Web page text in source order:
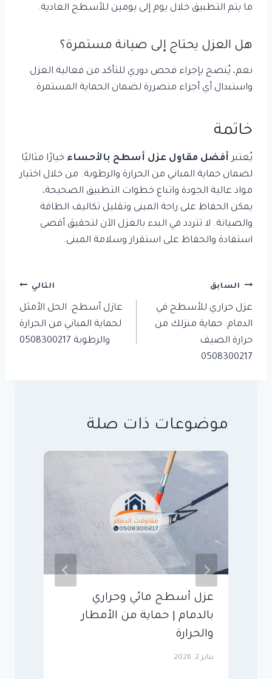
ما يتم التطبيق خلال يوم إلى يومين للأسطح العادية.
هل العزل يحتاج إلى صيانة مستمرة؟
نعم، يُنصح بإجراء فحص دوري للتأكد من فعالية العزل
واستبدال أي أجزاء متضررة لضمان الحماية المستمرة.
خاتمة
يُعتبر أفضل مقاول عزل أسطح بالأحساء خيارًا مثاليًا
لضمان حماية المباني من الحرارة والرطوبة. من خلال اختيار
مواد عالية الجودة واتباع خطوات التطبيق الصحيحة،
يمكن الحفاظ على راحة المبنى وتقليل تكاليف الطاقة
والصيانة. لا تتردد في البدء بالعزل الآن لتحقيق أقصى
استفادة والحفاظ على استقرار وسلامة المبنى.
تصفّح
المقالات
السابق
عزل حراري للأسطح في
الدمام: حماية منزلك من
حرارة الصيف
0508300217
التالي
عازل أسطح: الحل الأمثل
لحماية المباني من الحرارة
والرطوبة 0508300217
موضوعات ذات صلة
عزل أسطح مائي وحراري
بالدمام | حماية من الأمطار
والحرارة
يناير 2, 2026